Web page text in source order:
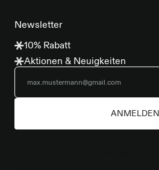
Newsletter
10% Rabatt
Aktionen & Neuigkeiten
ANMELDEN